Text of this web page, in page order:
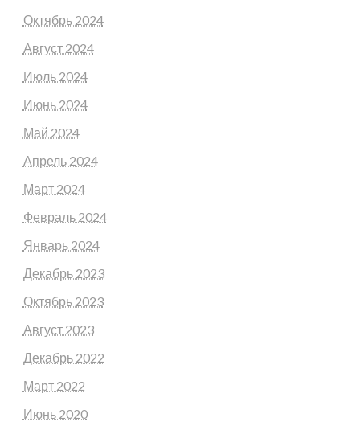
Октябрь 2024
Август 2024
Июль 2024
Июнь 2024
Май 2024
Апрель 2024
Март 2024
Февраль 2024
Январь 2024
Декабрь 2023
Октябрь 2023
Август 2023
Декабрь 2022
Март 2022
Июнь 2020